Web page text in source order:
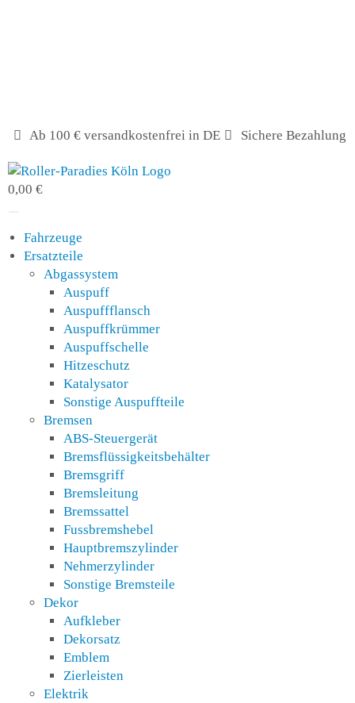
Ab 100 € versandkostenfrei in DE Sichere Bezahlung
0,00 €
Fahrzeuge
Ersatzteile
Abgassystem
Auspuff
Auspuffflansch
Auspuffkrümmer
Auspuffschelle
Hitzeschutz
Katalysator
Sonstige Auspuffteile
Bremsen
ABS-Steuergerät
Bremsflüssigkeitsbehälter
Bremsgriff
Bremsleitung
Bremssattel
Fussbremshebel
Hauptbremszylinder
Nehmerzylinder
Sonstige Bremsteile
Dekor
Aufkleber
Dekorsatz
Emblem
Zierleisten
Elektrik